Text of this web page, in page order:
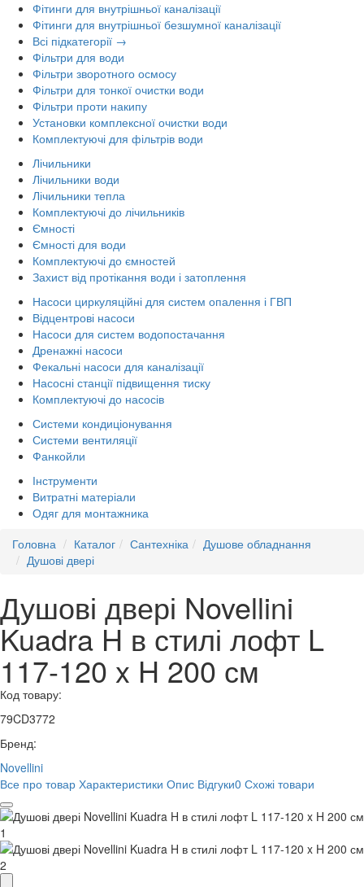
Фітинги для внутрішньої каналізації
Фітинги для внутрішньої безшумної каналізації
Всі підкатегорії →
Фільтри для води
Фільтри зворотного осмосу
Фільтри для тонкої очистки води
Фільтри проти накипу
Установки комплексної очистки води
Комплектуючі для фільтрів води
Лічильники
Лічильники води
Лічильники тепла
Комплектуючі до лічильників
Ємності
Ємності для води
Комплектуючі до ємностей
Захист від протікання води і затоплення
Насоси циркуляційні для систем опалення і ГВП
Відцентрові насоси
Насоси для систем водопостачання
Дренажні насоси
Фекальні насоси для каналізації
Насосні станції підвищення тиску
Комплектуючі до насосів
Системи кондиціонування
Системи вентиляції
Фанкойли
Інструменти
Витратні матеріали
Одяг для монтажника
Головна
Каталог Сантехніка
Душове обладнання
Душові двері
Душові двері Novellini
Kuadra H в стилі лофт L
117-120 x H 200 см
Код товару:
79CD3772
Бренд:
Novellini
Все про товар Характеристики Опис Відгуки0 Схожі товари